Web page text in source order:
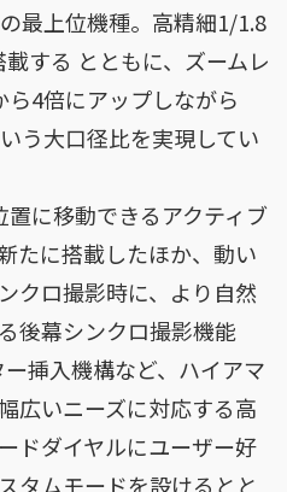
最上位機種。高精細1/1.8
する とともに、ズームレ
4倍にアップしながら
う大口径比を実現してい
置に移動できるアクティブ
たに搭載したほか、動い
クロ撮影時に、より自然
後幕シンクロ撮影機能
挿入機構など、ハイアマ
広いニーズに対応する高
ドダイヤルにユーザー好
タムモードを設けるとと